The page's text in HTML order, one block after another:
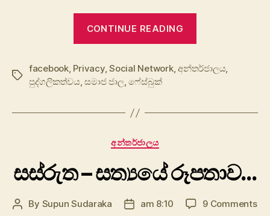
CONTINUE READING
Tags
facebook, Privacy,Social Network,අන්තර්ජාලය,
පුද්ගලිකත්වය,සමාජ ජාල,ෆේස්බුක්
Categories
අන්තර්ජාලය
සස්රුත – සත්‍යයේ රූපතාව…
Post
By Supun Sudaraka
Postam 8:10 9 Commentson